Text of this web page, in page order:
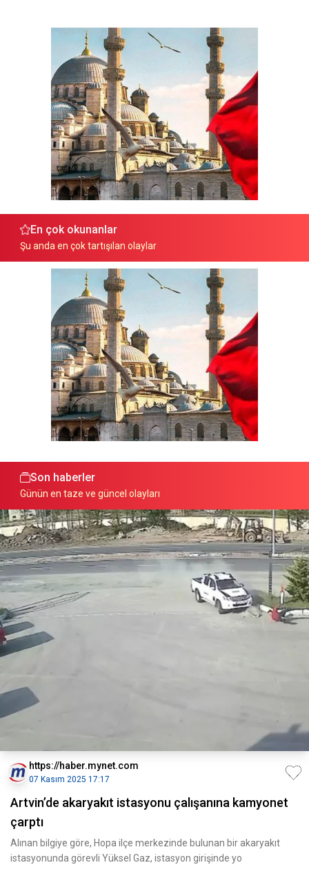
En çok okunanlar
Şu anda en çok tartışılan olaylar
Son haberler
Günün en taze ve güncel olayları
https://haber.mynet.com
07 Kasım 2025 17:17
Artvin’de akaryakıt istasyonu çalışanına kamyonet
çarptı
Alınan bilgiye göre, Hopa ilçe merkezinde bulunan bir akaryakıt
istasyonunda görevli Yüksel Gaz, istasyon girişinde yo